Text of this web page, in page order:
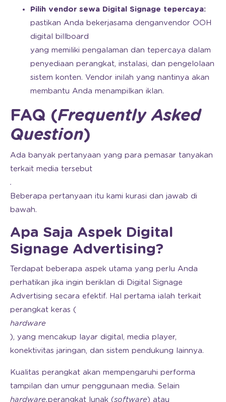
Pilih vendor sewa Digital Signage tepercaya:
pastikan Anda bekerjasama denganvendor OOH
digital billboard
yang memiliki pengalaman dan tepercaya dalam
penyediaan perangkat, instalasi, dan pengelolaan
sistem konten. Vendor inilah yang nantinya akan
membantu Anda menampilkan iklan.
FAQ (Frequently Asked
Question)
Ada banyak pertanyaan yang para pemasar tanyakan
terkait media tersebut
.
Beberapa pertanyaan itu kami kurasi dan jawab di
bawah.
Apa Saja Aspek Digital
Signage Advertising?
Terdapat beberapa aspek utama yang perlu Anda
perhatikan jika ingin beriklan di Digital Signage
Advertising secara efektif. Hal pertama ialah terkait
perangkat keras (
hardware
), yang mencakup layar digital, media player,
konektivitas jaringan, dan sistem pendukung lainnya.
Kualitas perangkat akan mempengaruhi performa
tampilan dan umur penggunaan media. Selain
hardware,perangkat lunak (software) atau